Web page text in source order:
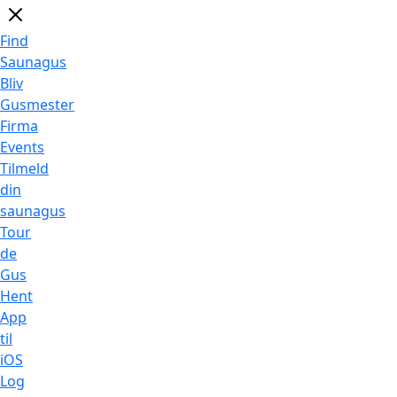
Find
Saunagus
Bliv
Gusmester
Firma
Events
Tilmeld
din
saunagus
Tour
de
Gus
Hent
App
til
iOS
Log